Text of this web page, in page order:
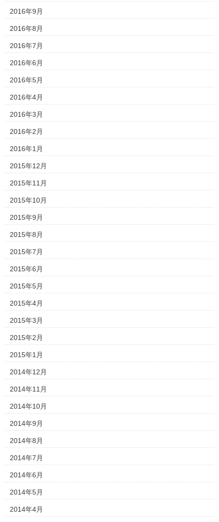
2016年9月
2016年8月
2016年7月
2016年6月
2016年5月
2016年4月
2016年3月
2016年2月
2016年1月
2015年12月
2015年11月
2015年10月
2015年9月
2015年8月
2015年7月
2015年6月
2015年5月
2015年4月
2015年3月
2015年2月
2015年1月
2014年12月
2014年11月
2014年10月
2014年9月
2014年8月
2014年7月
2014年6月
2014年5月
2014年4月